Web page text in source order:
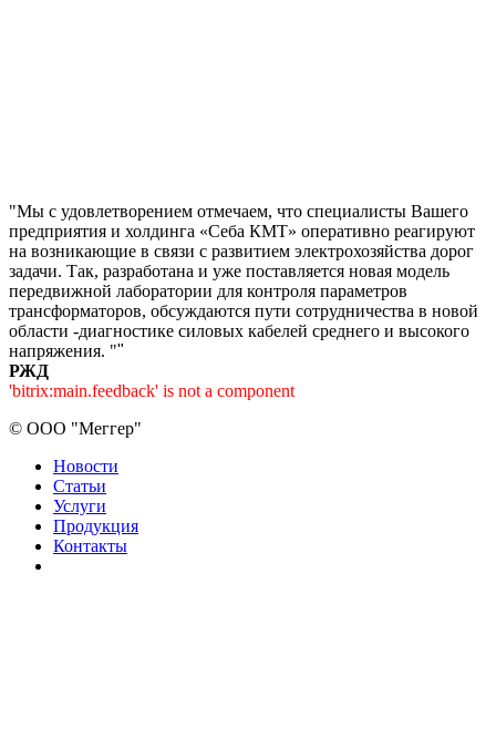
"Мы с удовлетворением отмечаем, что специалисты Вашего
предприятия и холдинга «Себа КМТ» оперативно реагируют
на возникающие в связи с развитием электрохозяйства дорог
задачи. Так, разработана и уже поставляется новая модель
передвижной лаборатории для контроля параметров
трансформаторов, обсуждаются пути сотрудничества в новой
области -диагностике силовых кабелей среднего и высокого
напряжения. ""
РЖД
'bitrix:main.feedback' is not a component
© ООО "Меггер"
Новости
Статьи
Услуги
Продукция
Контакты